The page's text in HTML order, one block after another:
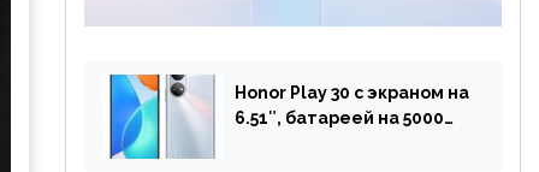
Honor Play 30 с экраном на
6.51″, батареей на 5000